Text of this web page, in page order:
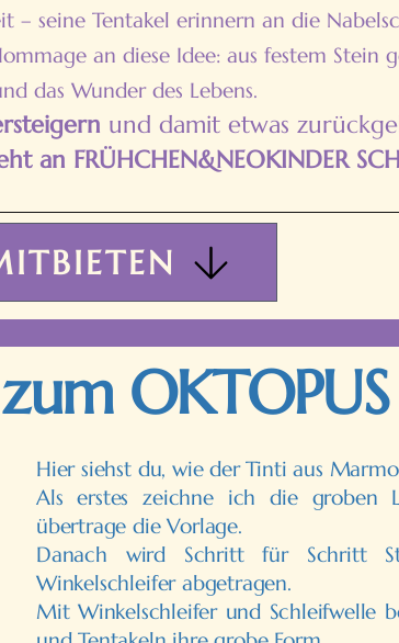
– seine Tentakel erinnern an die
an diese Idee: aus festem Stein
das Wunder des Lebens.
und damit etwas
an FRÜHCHEN&NEOKINDER
OKTOPUS
Hier siehst du, wie der Tinti aus
Als erstes zeichne ich die groben
übertrage die Vorlage.
Danach wird Schritt für Schritt
Winkelschleifer abgetragen.
Mit Winkelschleifer und Schleifwelle